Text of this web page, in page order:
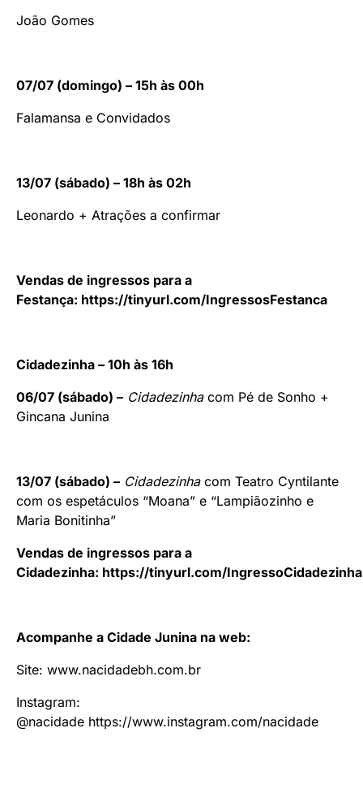
João Gomes
07/07 (domingo) – 15h às 00h
Falamansa e Convidados
13/07 (sábado) – 18h às 02h
Leonardo + Atrações a confirmar
Vendas de ingressos para a
Festança: https://tinyurl.com/IngressosFestanca
Cidadezinha – 10h às 16h
06/07 (sábado) – Cidadezinhacom Pé de Sonho +
Gincana Junina
13/07 (sábado) – Cidadezinhacom Teatro Cyntilante
com os espetáculos “Moana” e “Lampiãozinho e
Maria Bonitinha”
Vendas de ingressos para a
Cidadezinha: https://tinyurl.com/IngressoCidadezinha
Acompanhe a Cidade Junina na web:
Site: www.nacidadebh.com.br
Instagram:
@nacidade https://www.instagram.com/nacidade